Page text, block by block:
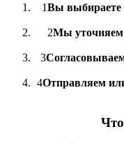
1Вы выбираете
2Мы уточняем
3
4Отправляем